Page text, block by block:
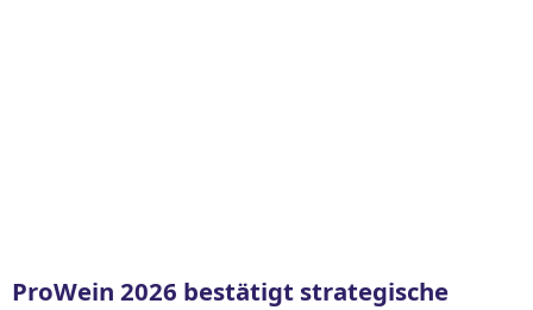
ProWein 2026 bestätigt strategische